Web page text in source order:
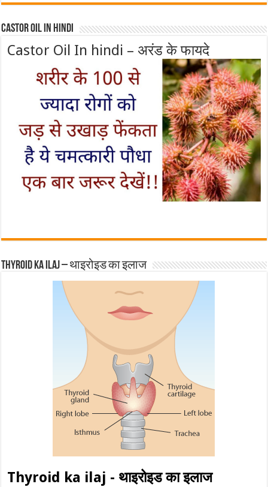
Castor Oil In Hindi
Castor Oil In hindi – अरंड के फायदे
Thyroid ka ilaj – थाइरोइड का इलाज
Thyroid ka ilaj - थाइरोइड का इलाज